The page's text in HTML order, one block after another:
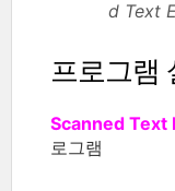
d Text
프로그램
Scanned Text
로그램